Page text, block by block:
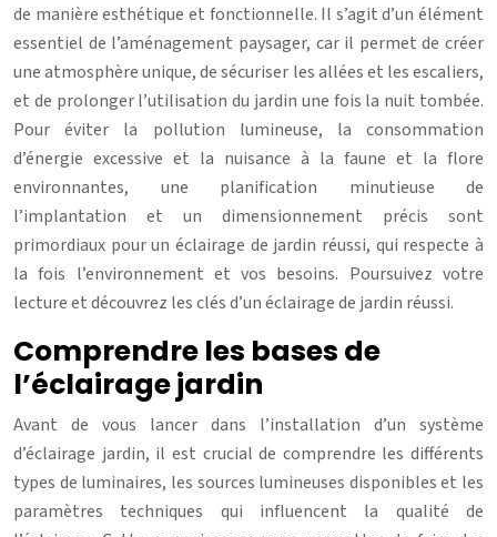
de manière esthétique et fonctionnelle. Il s’agit d’un élément
essentiel de l’aménagement paysager, car il permet de créer
une atmosphère unique, de sécuriser les allées et les escaliers,
et de prolonger l’utilisation du jardin une fois la nuit tombée.
Pour éviter la pollution lumineuse, la consommation
d’énergie excessive et la nuisance à la faune et la flore
environnantes, une planification minutieuse de
l’implantation et un dimensionnement précis sont
primordiaux pour un éclairage de jardin réussi, qui respecte à
la fois l’environnement et vos besoins. Poursuivez votre
lecture et découvrez les clés d’un éclairage de jardin réussi.
Comprendre les bases de
l’éclairage jardin
Avant de vous lancer dans l’installation d’un système
d’éclairage jardin, il est crucial de comprendre les différents
types de luminaires, les sources lumineuses disponibles et les
paramètres techniques qui influencent la qualité de